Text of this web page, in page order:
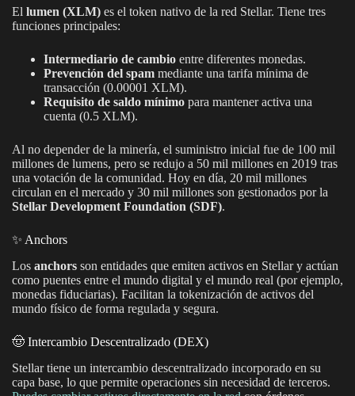
El lumen (XLM) es el token nativo de la red Stellar. Tiene tres
funciones principales:
Intermediario de cambio entre diferentes monedas.
Prevención del spam mediante una tarifa mínima de
transacción (0.00001 XLM).
Requisito de saldo mínimo para mantener activa una
cuenta (0.5 XLM).
Al no depender de la minería, el suministro inicial fue de 100 mil
millones de lumens, pero se redujo a 50 mil millones en 2019 tras
una votación de la comunidad. Hoy en día, 20 mil millones
circulan en el mercado y 30 mil millones son gestionados por la
Stellar Development Foundation (SDF).
✨ Anchors
Los anchors son entidades que emiten activos en Stellar y actúan
como puentes entre el mundo digital y el mundo real (por ejemplo,
monedas fiduciarias). Facilitan la tokenización de activos del
mundo físico de forma regulada y segura.
🤠 Intercambio Descentralizado (DEX)
Stellar tiene un intercambio descentralizado incorporado en su
capa base, lo que permite operaciones sin necesidad de terceros.